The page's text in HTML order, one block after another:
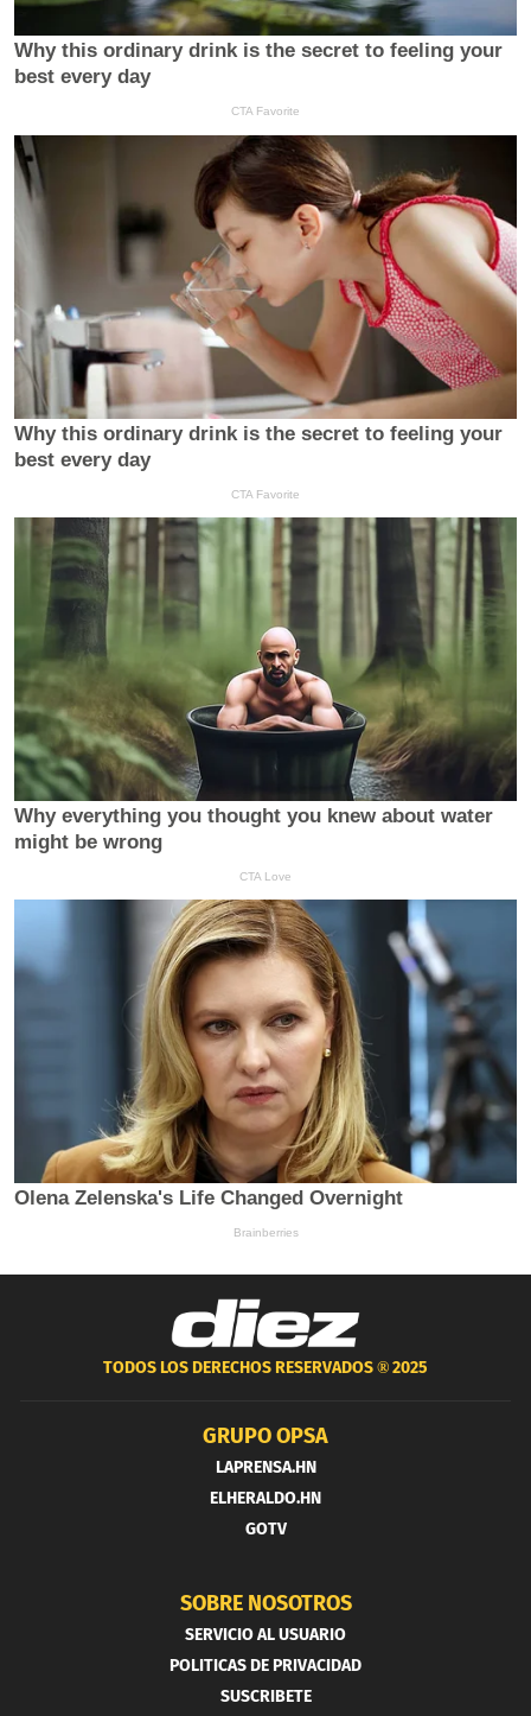
TODOS LOS DERECHOS RESERVADOS ®2025
GRUPO OPSA
LAPRENSA.HN
ELHERALDO.HN
GOTV
SOBRE NOSOTROS
SERVICIO AL USUARIO
POLITICAS DE PRIVACIDAD
SUSCRIBETE